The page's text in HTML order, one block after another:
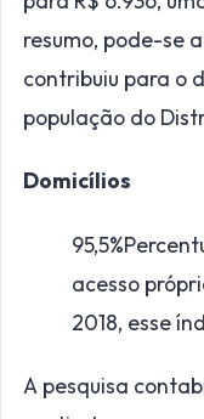
resumo, pode-se
contribuiu para o
população do
Domicílios
95,5%
acesso
2018, esse
A pesquisa